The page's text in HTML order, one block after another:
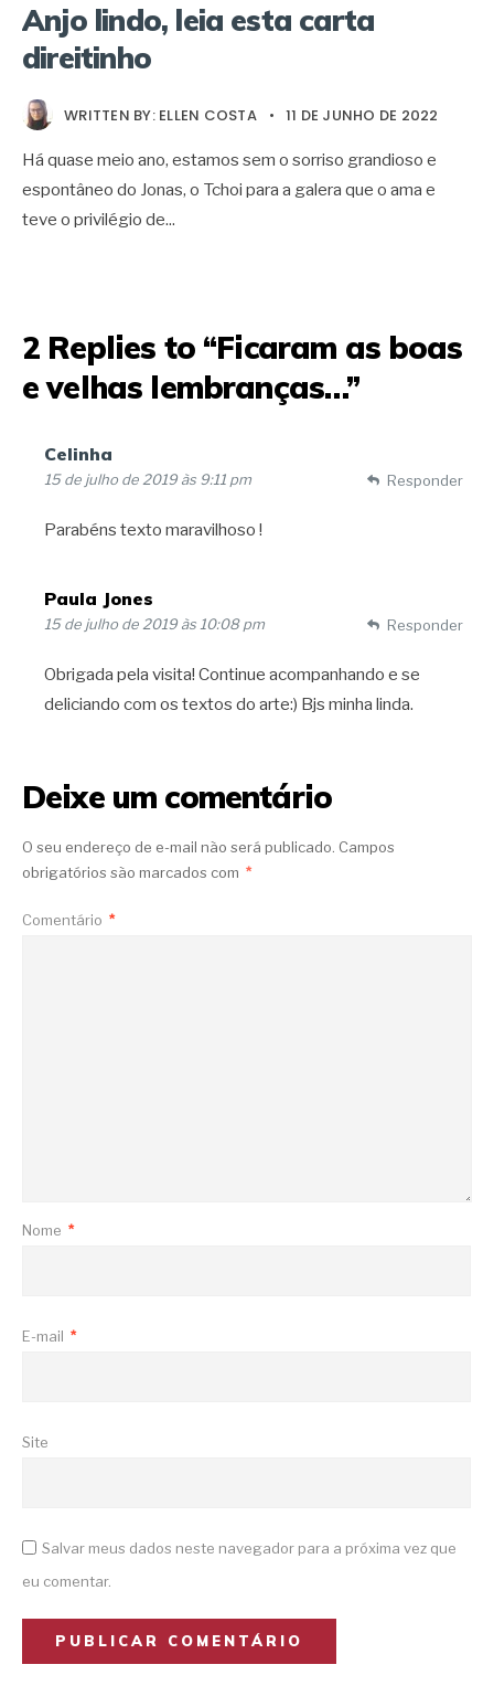
Anjo lindo, leia esta carta
direitinho
WRITTEN BY: ELLEN COSTA • 11 DE JUNHO DE 2022
Há quase meio ano, estamos sem o sorriso grandioso e
espontâneo do Jonas, o Tchoi para a galera que o ama e
teve o privilégio de...
2 Replies to “Ficaram as boas
e velhas lembranças…”
Celinha
15 de julho de 2019 às 9:11 pm
Parabéns texto maravilhoso !
Responder
Paula Jones
15 de julho de 2019 às 10:08 pm
Obrigada pela visita! Continue acompanhando e se
deliciando com os textos do arte:) Bjs minha linda.
Responder
Deixe um comentário
O seu endereço de e-mail não será publicado. Campos
obrigatórios são marcados com *
Comentário *
Nome *
E-mail *
Site
Salvar meus dados neste navegador para a próxima vez que
eu comentar.